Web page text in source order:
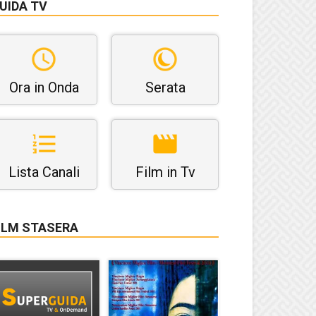
TV
Ora in Onda Serata
Lista Canali Film in Tv
STASERA